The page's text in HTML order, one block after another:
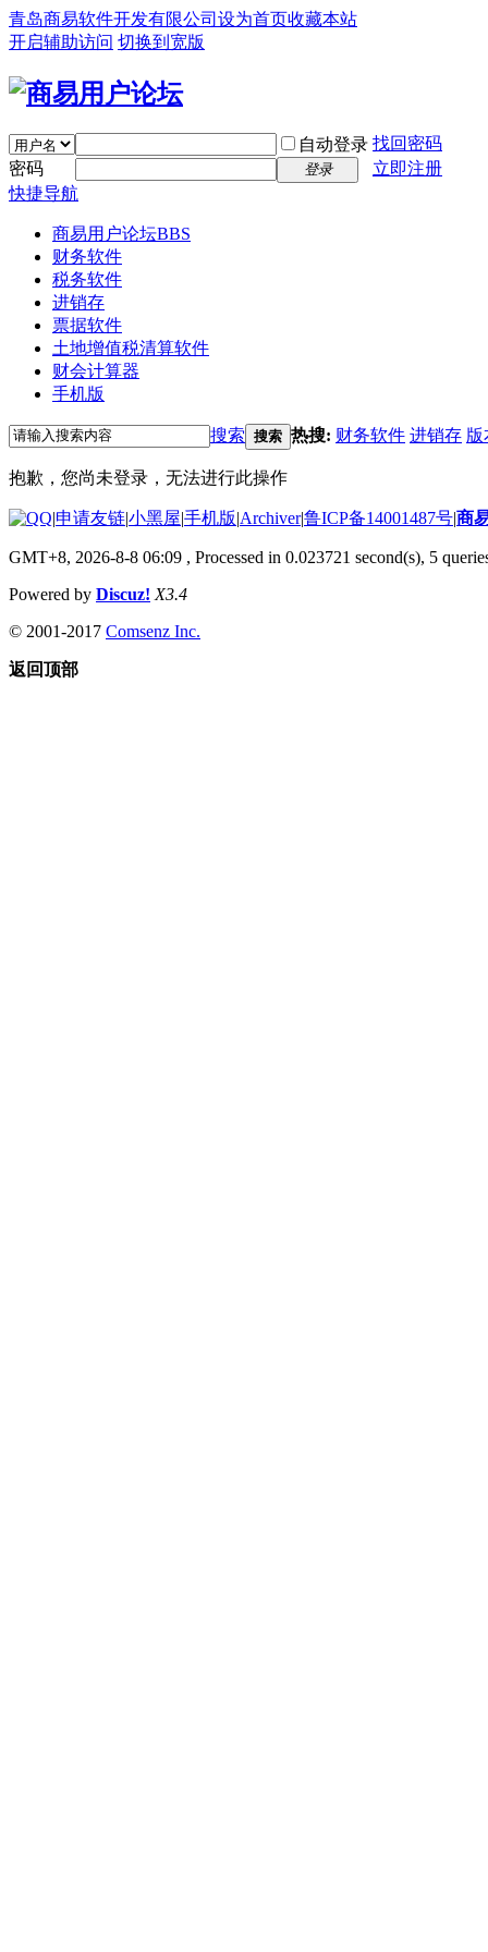
青岛商易软件开发有限公司 设为首页收藏本站
开启辅助访问 切换到宽版
自动登录 找回密码
密码
登录
立即注册
快捷导航
商易用户论坛BBS
财务软件
税务软件
进销存
票据软件
土地增值税清算软件
财会计算器
手机版
搜索 搜索 热搜: 财务软件 进销存 版
抱歉，您尚未登录，无法进行此操作
|申请友链|小黑屋|手机版|Archiver|鲁ICP备14001487号|商
GMT+8, 2026-8-8 06:09 , Processed in 0.023721 second(s), 5
Powered by Discuz! X3.4
© 2001-2017 Comsenz Inc.
返回顶部